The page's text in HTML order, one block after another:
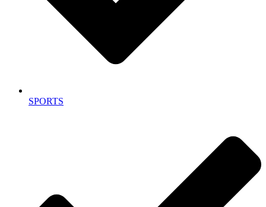
SPORTS